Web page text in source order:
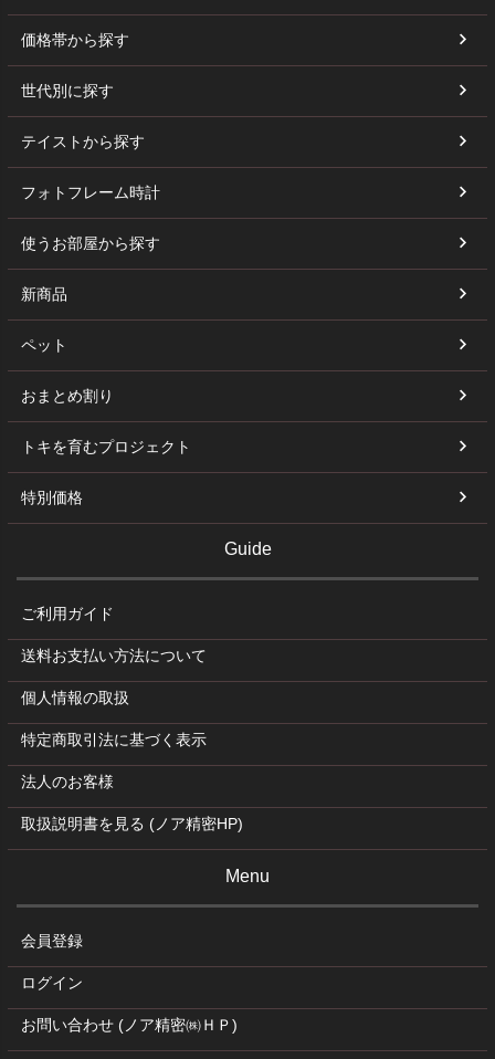
価格帯から探す
世代別に探す
テイストから探す
フォトフレーム時計
使うお部屋から探す
新商品
ペット
おまとめ割り
トキを育むプロジェクト
特別価格
Guide
ご利用ガイド
送料お支払い方法について
個人情報の取扱
特定商取引法に基づく表示
法人のお客様
取扱説明書を見る (ノア精密HP)
Menu
会員登録
ログイン
お問い合わせ (ノア精密㈱ＨＰ)